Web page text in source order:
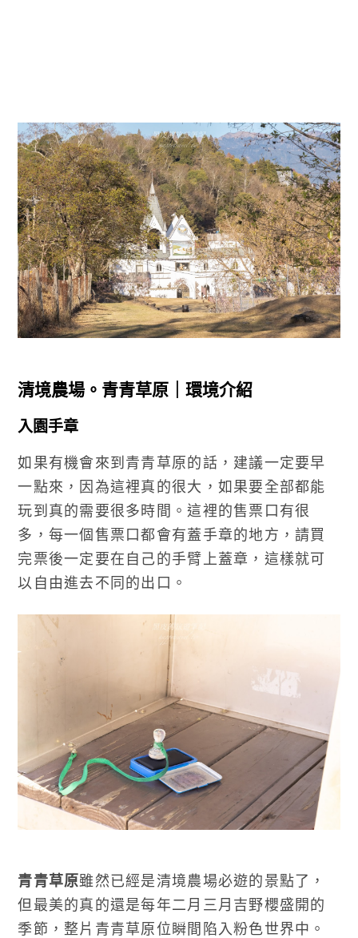
清境農場。青青草原｜環境介紹
入園手章
如果有機會來到青青草原的話，建議一定要早
一點來，因為這裡真的很大，如果要全部都能
玩到真的需要很多時間。這裡的售票口有很
多，每一個售票口都會有蓋手章的地方，請買
完票後一定要在自己的手臂上蓋章，這樣就可
以自由進去不同的出口。
青青草原雖然已經是清境農場必遊的景點了，
但最美的真的還是每年二月三月吉野櫻盛開的
季節，整片青青草原位瞬間陷入粉色世界中。